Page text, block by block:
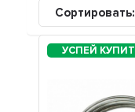
Сортировать: